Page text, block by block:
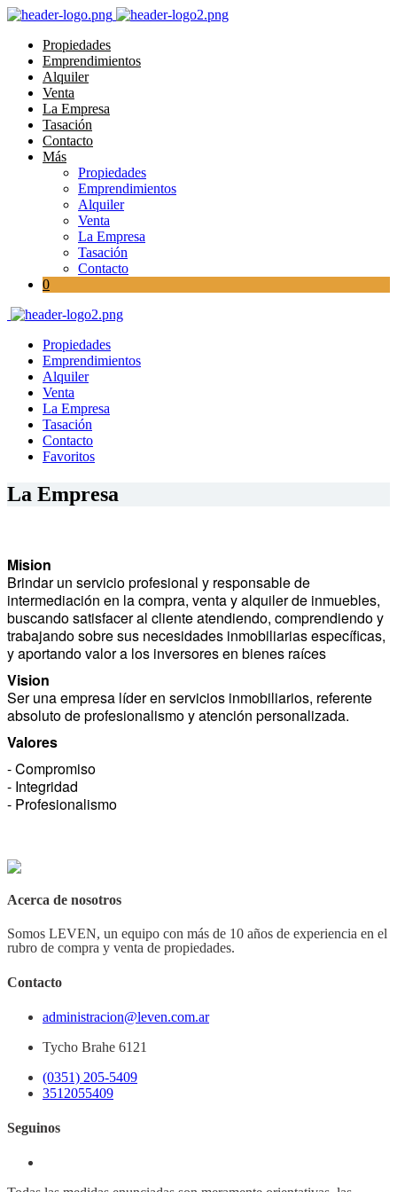
Propiedades
Emprendimientos
Alquiler
Venta
La Empresa
Tasación
Contacto
Más
Propiedades
Emprendimientos
Alquiler
Venta
La Empresa
Tasación
Contacto
0
Propiedades
Emprendimientos
Alquiler
Venta
La Empresa
Tasación
Contacto
Favoritos
La Empresa
Mision
Brindar un servicio profesional y responsable de
intermediación en la compra, venta y alquiler de inmuebles,
buscando satisfacer al cliente atendiendo, comprendiendo y
trabajando sobre sus necesidades inmobiliarias específicas,
y aportando valor a los inversores en bienes raíces
Vision
Ser una empresa líder en servicios inmobiliarios, referente
absoluto de profesionalismo y atención personalizada.
Valores
- Compromiso
- Integridad
- Profesionalismo
Acerca de nosotros
Somos LEVEN, un equipo con más de 10 años de experiencia en el
rubro de compra y venta de propiedades.
Contacto
administracion@leven.com.ar
Tycho Brahe 6121
(0351) 205-5409
3512055409
Seguinos